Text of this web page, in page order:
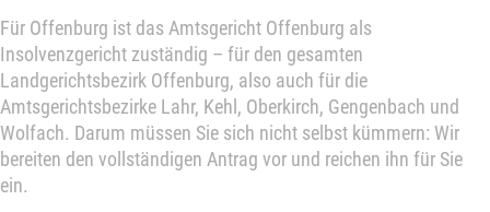
Für Offenburg ist das Amtsgericht Offenburg als
Insolvenzgericht zuständig – für den gesamten
Landgerichtsbezirk Offenburg, also auch für die
Amtsgerichtsbezirke Lahr, Kehl, Oberkirch, Gengenbach und
Wolfach. Darum müssen Sie sich nicht selbst kümmern: Wir
bereiten den vollständigen Antrag vor und reichen ihn für Sie
ein.